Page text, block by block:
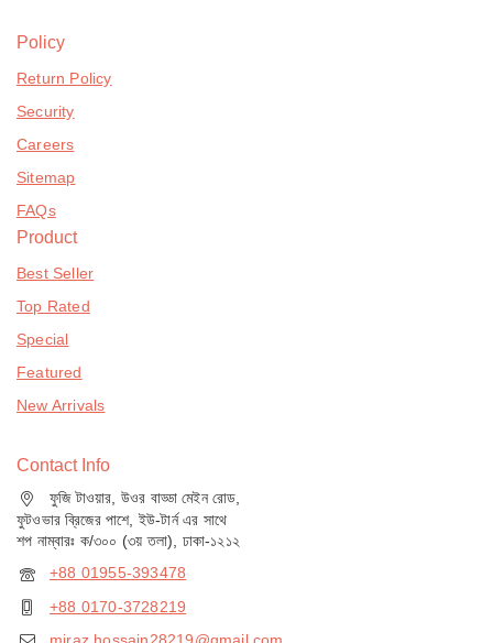
Policy
Return Policy
Security
Careers
Sitemap
FAQs
Product
Best Seller
Top Rated
Special
Featured
New Arrivals
Contact Info
ফুজি টাওয়ার, উওর বাড্ডা মেইন রোড,
ফুটওভার ব্রিজের পাশে, ইউ-টার্ন এর সাথে
শপ নাম্বারঃ ক/৩০০ (৩য় তলা), ঢাকা-১২১২
+88 01955-393478
+88 0170-3728219